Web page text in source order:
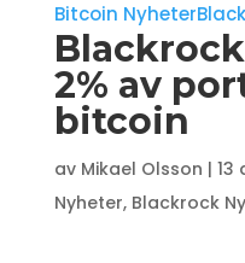
Bitcoin Nyheter
2% av
bitcoin
av Mikael Olsson | 13
Nyheter, Blackrock